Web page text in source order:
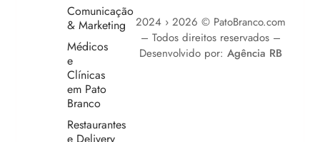
Comunicação
& Marketing
Médicos
e
Clínicas
em Pato
Branco
Restaurantes
e Delivery
2024 › 2026 © PatoBranco.com
– Todos direitos reservados –
Desenvolvido por: Agência RB